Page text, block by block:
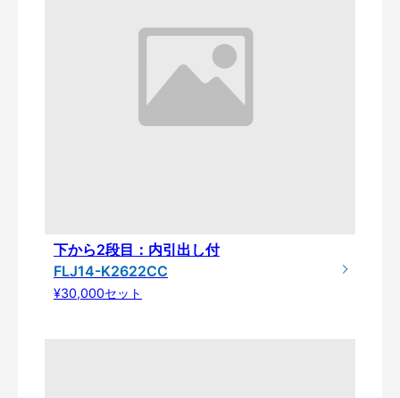
下から2段目：内引出し付
FLJ14-K2622CC
¥30,000セット